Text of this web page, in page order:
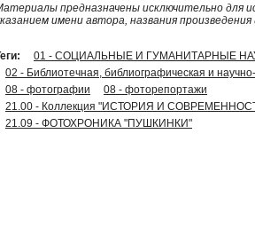
предназначены исключительно для
имени автора, названия
01 - СОЦИАЛЬНЫЕ И ГУМАНИТАРНЫЕ
02 - Библиотечная, библиографическая и
08 - фотографии
08 - фоторепортажи
21.00 - Коллекция "ИСТОРИЯ И
21.09 - ФОТОХРОНИКА "ПУШКИНКИ"